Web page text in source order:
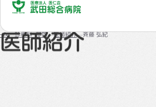
ム 診療科・部門 医師紹介 斉藤 弘紀
診療科・部門
医師紹介